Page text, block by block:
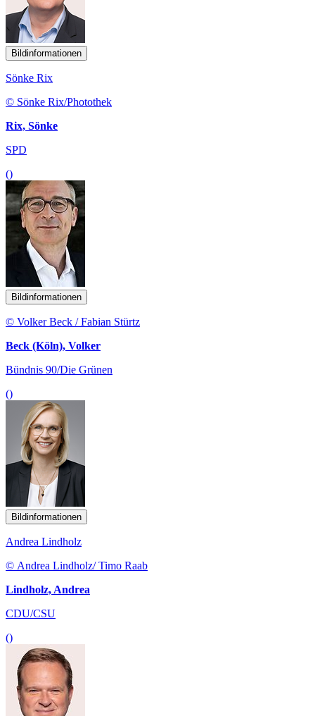
Bildinformationen
Sönke Rix
© Sönke Rix/Photothek
Rix, Sönke
SPD
()
Bildinformationen
© Volker Beck / Fabian Stürtz
Beck (Köln), Volker
Bündnis 90/Die Grünen
()
Bildinformationen
Andrea Lindholz
© Andrea Lindholz/ Timo Raab
Lindholz, Andrea
CDU/CSU
()